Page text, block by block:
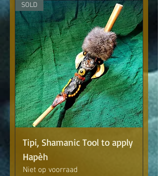
SOLD
Tipi, Shamanic Tool to apply
Hapèh
Niet op voorraad